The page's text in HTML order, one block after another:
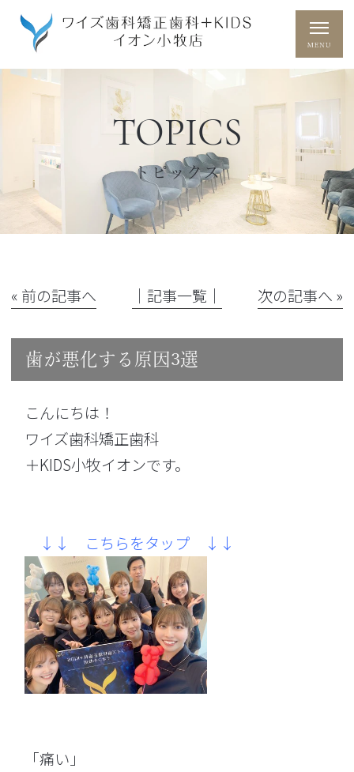
TOPICS
トピックス
« 前の記事へ │記事一覧│ 次の記事へ »
歯が悪化する原因3選
こんにちは！
ワイズ歯科矯正歯科
＋KIDS小牧イオンです。
↓↓ こちらをタップ ↓↓
「痛い」